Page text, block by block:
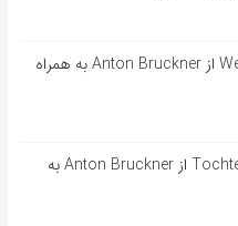
آهنگ آلمانی Wer wir sind از Anton Bruckner به همراه
آهنگ آلمانی Tochterkomplex از Anton Bruckner به